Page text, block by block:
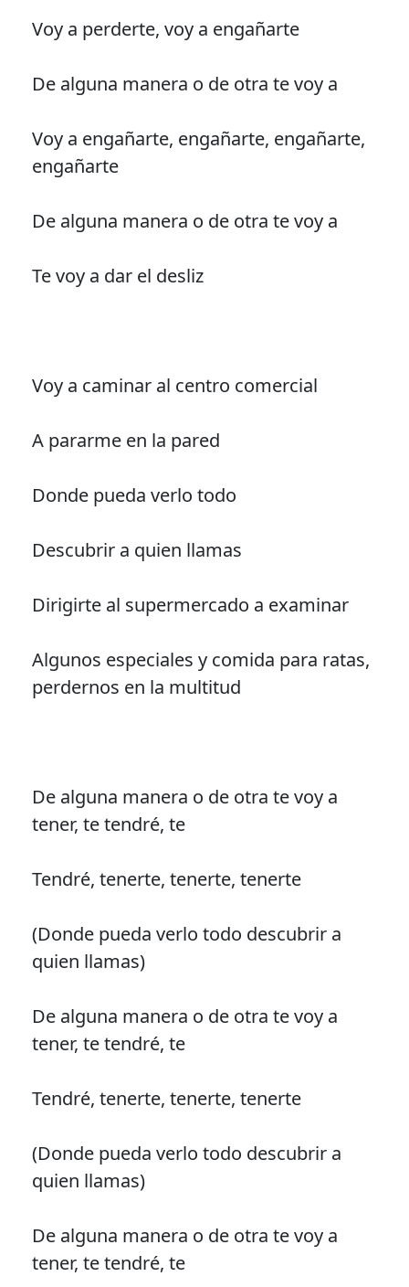
Voy a perderte, voy a engañarte
De alguna manera o de otra te voy a
Voy a engañarte, engañarte, engañarte,
engañarte
De alguna manera o de otra te voy a
Te voy a dar el desliz
Voy a caminar al centro comercial
A pararme en la pared
Donde pueda verlo todo
Descubrir a quien llamas
Dirigirte al supermercado a examinar
Algunos especiales y comida para ratas,
perdernos en la multitud
De alguna manera o de otra te voy a
tener, te tendré, te
Tendré, tenerte, tenerte, tenerte
(Donde pueda verlo todo descubrir a
quien llamas)
De alguna manera o de otra te voy a
tener, te tendré, te
Tendré, tenerte, tenerte, tenerte
(Donde pueda verlo todo descubrir a
quien llamas)
De alguna manera o de otra te voy a
tener, te tendré, te